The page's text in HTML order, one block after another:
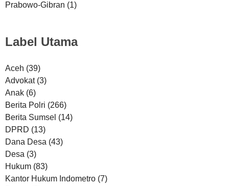
Prabowo-Gibran (1)
Label Utama
Aceh (39)
Advokat (3)
Anak (6)
Berita Polri (266)
Berita Sumsel (14)
DPRD (13)
Dana Desa (43)
Desa (3)
Hukum (83)
Kantor Hukum Indometro (7)